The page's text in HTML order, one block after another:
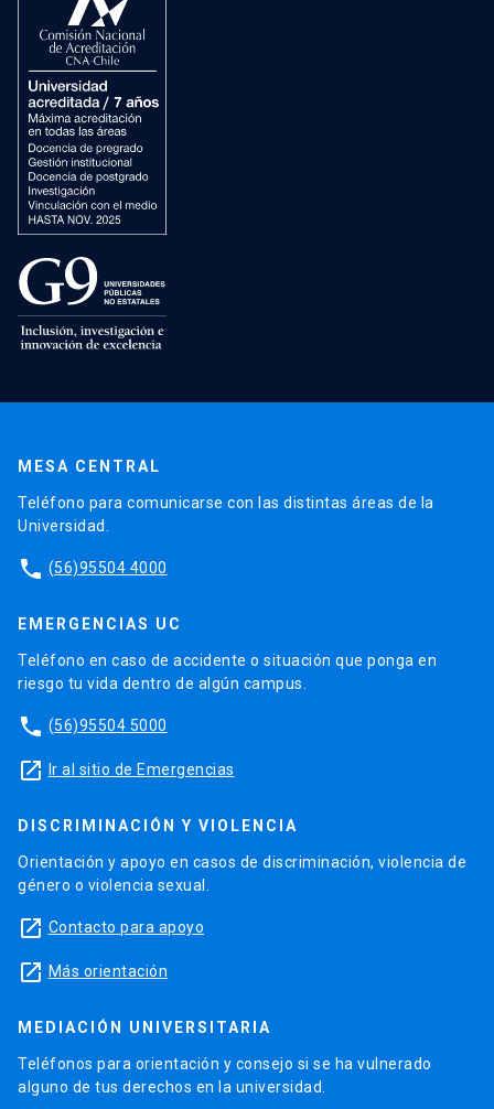
MESA CENTRAL
Teléfono para comunicarse con las distintas áreas de la
Universidad.
phone (56)95504 4000
EMERGENCIAS UC
Teléfono en caso de accidente o situación que ponga en
riesgo tu vida dentro de algún campus.
phone (56)95504 5000
launch Ir al sitio de Emergencias
DISCRIMINACIÓN Y VIOLENCIA
Orientación y apoyo en casos de discriminación, violencia de
género o violencia sexual.
launch Contacto para apoyo
launch Más orientación
MEDIACIÓN UNIVERSITARIA
Teléfonos para orientación y consejo si se ha vulnerado
alguno de tus derechos en la universidad.